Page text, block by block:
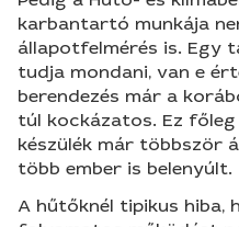
karbantartó munkája
állapotfelmérés is. Egy
tudja mondani, van e
berendezés már a
túl kockázatos. Ez
készülék már többször
több ember is belenyúlt.
A hűtőknél tipikus hiba,